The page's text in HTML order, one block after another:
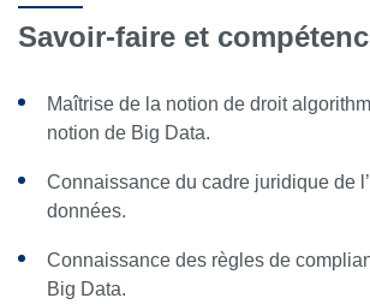
Savoir-faire et
Maîtrise de la notion de droit
notion de Big Data.
Connaissance du cadre juridique de
données.
Connaissance des règles de
Big Data.